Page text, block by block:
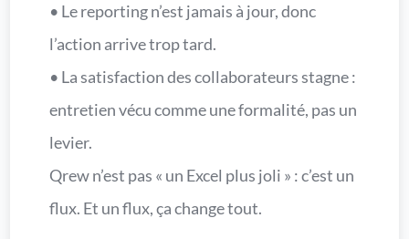
• Le reporting n’est jamais à jour, donc
l’action arrive trop tard.
• La satisfaction des collaborateurs stagne :
entretien vécu comme une formalité, pas un
levier.
Qrew n’est pas « un Excel plus joli » : c’est un
flux. Et un flux, ça change tout.